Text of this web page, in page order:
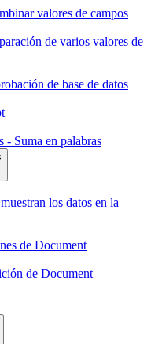
valores de campos
de varios valores de
de base de datos
- Suma en palabras
los datos en la
de Document
de Document